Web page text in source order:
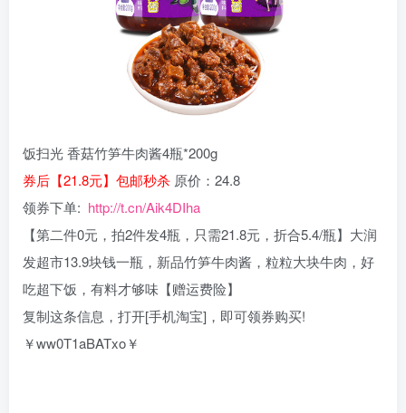
饭扫光 香菇竹笋牛肉酱4瓶*200g
券后【21.8元】包邮秒杀 原价：24.8
领券下单: http://t.cn/Aik4DIha
【第二件0元，拍2件发4瓶，只需21.8元，折合5.4/瓶】大润
发超市13.9块钱一瓶，新品竹笋牛肉酱，粒粒大块牛肉，好
吃超下饭，有料才够味【赠运费险】
复制这条信息，打开[手机淘宝]，即可领券购买!
￥ww0T1aBATxo￥